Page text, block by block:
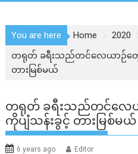
You are here Home 2020
တရုတ် ခရီးသည်တင်လေယာဉ်တွ
တားမြစ်မယ်
တရုတ် ခရီးသည်တင်လေ
ကိုပျံသန်းခွင့် တားမြစ်မယ်
6 years ago Editor